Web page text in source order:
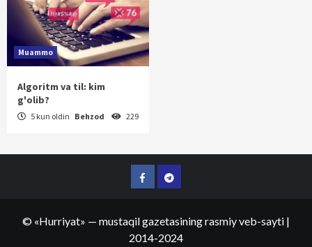
Muammo
Algoritm va til: kim
g'olib?
5 kun oldin Behzod 229
FacebookTelegram
© «Hurriyat» — mustaqil gazetasining rasmiy veb-sayti |
2014-2024